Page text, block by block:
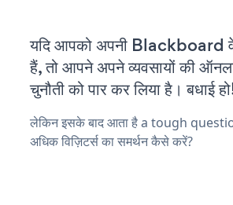
यदि आपको अपनी Blackboard
हैं, तो आपने अपने व्यवसायों की
चुनौती को पार कर लिया है। बधाई
लेकिन इसके बाद आता है a tough
अधिक विज़िटर्स का समर्थन कैसे करें?